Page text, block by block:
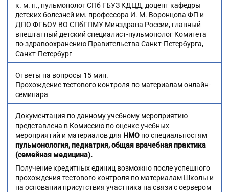
к. м. н., пульмонолог СПб ГБУЗ КДЦД, доцент кафедры
детских болезней им. профессора И. М. Воронцова ФП и
ДПО ФГБОУ ВО СПбГПМУ Минздрава России, главный
внештатный детский специалист-пульмонолог Комитета
по здравоохранению Правительства Санкт-Петербурга,
Санкт-Петербург
Ответы на вопросы 15 мин.
Прохождение тестового контроля по материалам онлайн-
семинара
Документация по данному учебному мероприятию
представлена в Комиссию по оценке учебных
мероприятий и материалов для НМО по специальностям
пульмонология, педиатрия, общая врачебная практика
(семейная медицина).
Получение кредитных единиц возможно после успешного
прохождения тестового контроля по материалам Школы и
на основании присутствия участника на связи с сервером